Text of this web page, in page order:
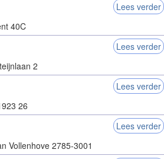
Lees verder
40C
Lees verder
2
Lees verder
26
Lees verder
Vollenhove 2785-3001